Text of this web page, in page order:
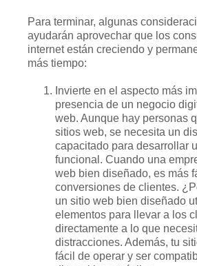
Para terminar, algunas
ayudarán aprovechar que los
internet están creciendo y
más tiempo:
Invierte en el aspecto más
presencia de un negocio
web. Aunque hay personas
sitios web, se necesita un
capacitado para desarrollar
funcional. Cuando una
web bien diseñado, es más
conversiones de clientes.
un sitio web bien diseñado
elementos para llevar a los
directamente a lo que
distracciones. Además, tu
fácil de operar y ser